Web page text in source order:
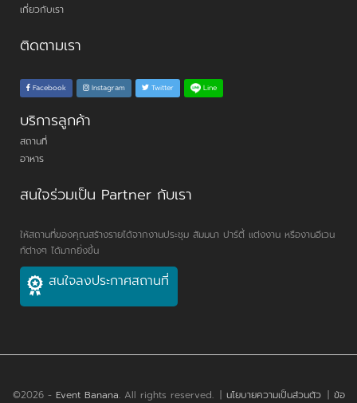
เกี่ยวกับเรา
ติดตามเรา
Facebook Instagram Twitter Line
บริการลูกค้า
สถานที่
อาหาร
สนใจร่วมเป็น Partner กับเรา
ให้สถานที่ของคุณสร้างรายได้จากงานประชุม สัมมนา ปาร์ตี้ แต่งงาน หรืองานอีเวน
ท์ต่างๆ ได้มากยิ่งขึ้น
สนใจลงประกาศสถานที่
©2026 - Event Banana. All rights reserved. | นโยบายความเป็นส่วนตัว | ข้อ